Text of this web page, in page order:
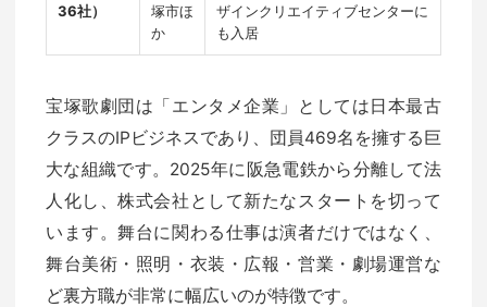
36社）
塚市ほ
か
ザインクリエイティブセンターに
も入居
宝塚歌劇団は「エンタメ企業」としては日本最古
クラスのIPビジネスであり、団員469名を擁する巨
大な組織です。2025年に阪急電鉄から分離して法
人化し、株式会社として新たなスタートを切って
います。舞台に関わる仕事は演者だけではなく、
舞台美術・照明・衣装・広報・営業・劇場運営な
ど裏方職が非常に幅広いのが特徴です。